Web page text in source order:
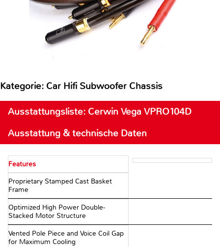
Kategorie: Car Hifi Subwoofer Chassis
Ausstattungsliste: Cerwin Vega VPRO104D
Ausstattung & technische Daten
Features
Proprietary Stamped Cast Basket
Frame
Optimized High Power Double-
Stacked Motor Structure
Vented Pole Piece and Voice Coil Gap
for Maximum Cooling